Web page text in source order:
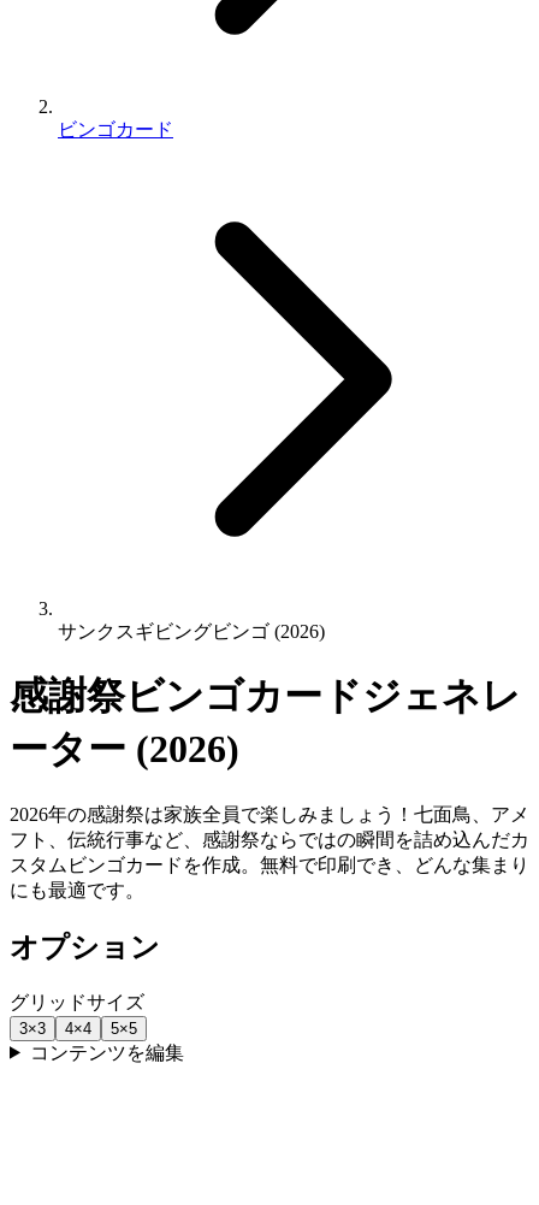
ビンゴカード
サンクスギビングビンゴ (2026)
感謝祭ビンゴカードジェネレ
ーター (2026)
2026年の感謝祭は家族全員で楽しみましょう！七面鳥、アメ
フト、伝統行事など、感謝祭ならではの瞬間を詰め込んだカ
スタムビンゴカードを作成。無料で印刷でき、どんな集まり
にも最適です。
オプション
グリッドサイズ
3×3 4×4 5×5
コンテンツを編集